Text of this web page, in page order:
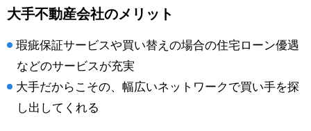
大手不動産会社のメリット
瑕疵保証サービスや買い替えの場合の住宅ローン優遇
などのサービスが充実
大手だからこその、幅広いネットワークで買い手を探
し出してくれる